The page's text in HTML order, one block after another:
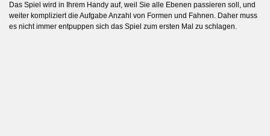
Das Spiel wird in Ihrem Handy auf, weil Sie alle Ebenen passieren soll, und
weiter kompliziert die Aufgabe Anzahl von Formen und Fahnen. Daher muss
es nicht immer entpuppen sich das Spiel zum ersten Mal zu schlagen.